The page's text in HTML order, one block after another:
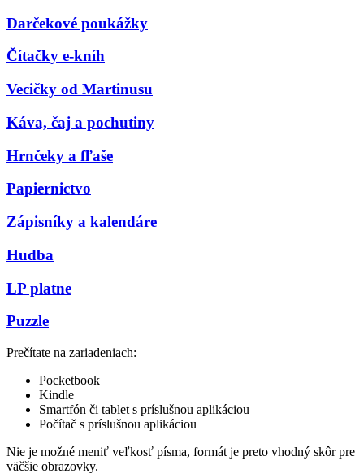
Darčekové poukážky
Čítačky e-kníh
Vecičky od Martinusu
Káva, čaj a pochutiny
Hrnčeky a fľaše
Papiernictvo
Zápisníky a kalendáre
Hudba
LP platne
Puzzle
Prečítate na zariadeniach:
Pocketbook
Kindle
Smartfón či tablet s príslušnou aplikáciou
Počítač s príslušnou aplikáciou
Nie je možné meniť veľkosť písma, formát je preto vhodný skôr pre
väčšie obrazovky.